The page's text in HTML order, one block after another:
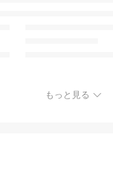
もっと見る